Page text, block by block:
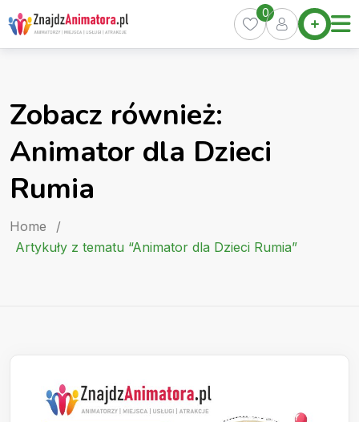
Skip
to
content
Home
Oferty
Kurs
0
Zobacz również:
Animator dla Dzieci
Rumia
Home
/
Artykuły z tematu “Animator dla Dzieci Rumia”